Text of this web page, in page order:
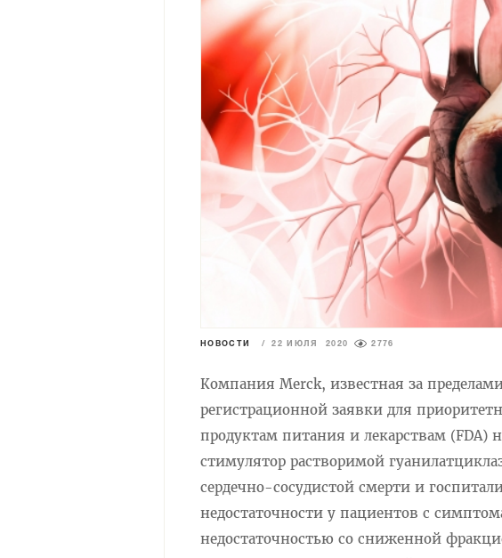
НОВОСТИ / 22 ИЮЛЯ 2020 2776
Компания Merck, известная за
регистрационной заявки для
продуктам питания и лекарствам (FDA)
стимулятор растворимой
сердечно-сосудистой смерти и
недостаточности у пациентов с
недостаточностью со сниженной